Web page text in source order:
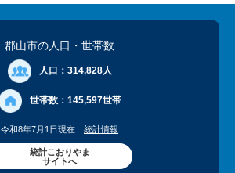
郡山市の人口 ・世帯数
人口： 314,828人
世帯数： 145,597世帯
令和8年7月1日現在 統計情報
統計こおりやま
サイトへ